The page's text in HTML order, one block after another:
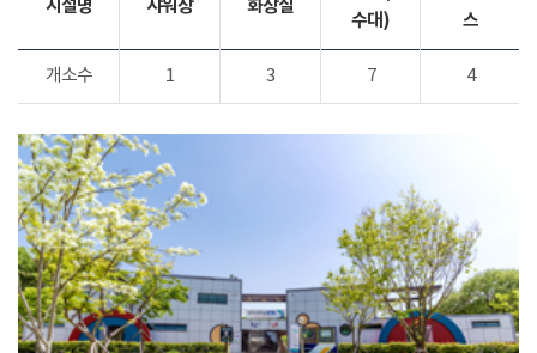
시설명 샤워장 화장실
수대)
스
개소수 1 3 7 4